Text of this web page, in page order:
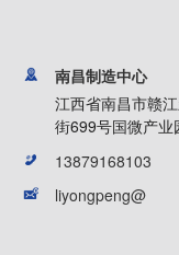
南昌制造中心
江西省南昌市赣
街699号国微产业
13879168103
liyongpeng@